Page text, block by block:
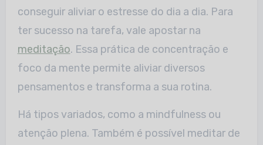
conseguir aliviar o estresse do dia a dia. Para
ter sucesso na tarefa, vale apostar na
meditação. Essa prática de concentração e
foco da mente permite aliviar diversos
pensamentos e transforma a sua rotina.
Há tipos variados, como a mindfulness ou
atenção plena. Também é possível meditar de